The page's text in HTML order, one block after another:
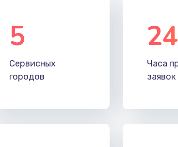
5
Сервисных
городов
24
Часа
заявок